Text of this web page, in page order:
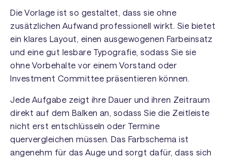
Die Vorlage ist so gestaltet, dass sie ohne
zusätzlichen Aufwand professionell wirkt. Sie bietet
ein klares Layout, einen ausgewogenen Farbeinsatz
und eine gut lesbare Typografie, sodass Sie sie
ohne Vorbehalte vor einem Vorstand oder
Investment Committee präsentieren können.
Jede Aufgabe zeigt ihre Dauer und ihren Zeitraum
direkt auf dem Balken an, sodass Sie die Zeitleiste
nicht erst entschlüsseln oder Termine
quervergleichen müssen. Das Farbschema ist
angenehm für das Auge und sorgt dafür, dass sich